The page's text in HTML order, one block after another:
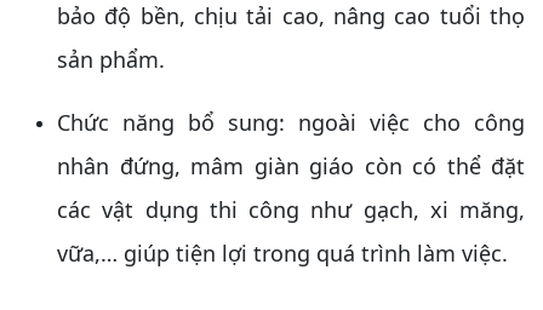
bảo độ bền, chịu tải cao, nâng cao tuổi thọ
sản phẩm.
Chức năng bổ sung: ngoài việc cho công
nhân đứng, mâm giàn giáo còn có thể đặt
các vật dụng thi công như gạch, xi măng,
vữa,… giúp tiện lợi trong quá trình làm việc.